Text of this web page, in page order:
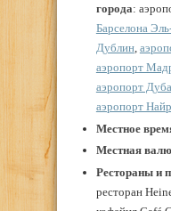
города:
Барселона
Дублин,
аэропорт
аэропорт
аэропорт
Местное
Местная
Рестораны и
ресторан